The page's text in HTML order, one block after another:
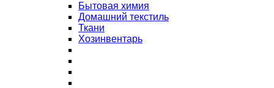
Бытовая химия
Домашний текстиль
Ткани
Хозинвентарь